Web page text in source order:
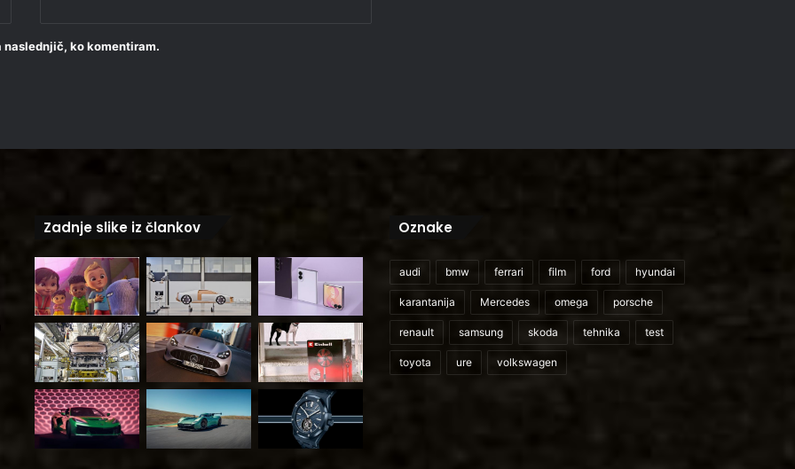
naslednjič, ko komentiram.
Zadnje slike iz člankov Oznake
audi bmw ferrari film ford hyundai
karantanija Mercedes omega porsche
renault samsung skoda tehnika test
toyota ure volkswagen